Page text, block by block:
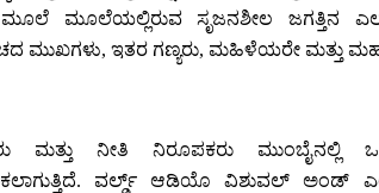
ಮೂಲೆಯಲ್ಲಿರುವ ಸೃಜನಶೀಲ ಜಗತ್ತಿನ
ಮುಖಗಳು, ಇತರ ಗಣ್ಯರು, ಮಹಿಳೆಯರೇ ಮತ್ತು
ಮತ್ತು ನೀತಿ ನಿರೂಪಕರು
ವರ್ಲ್ಡ್ ಆಡಿಯೊ ವಿಶುವಲ್ ಅಂಡ್